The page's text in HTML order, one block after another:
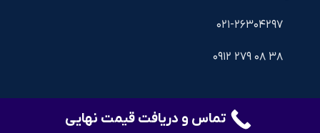
۰۲۱-۲۶۳۰۴۲۹۷
۳۸ ۰۸ ۲۷۹ ۰۹۱۲
©2025 shiralat.online - All Rights Reserved
تماس و دریافت قیمت نهایی